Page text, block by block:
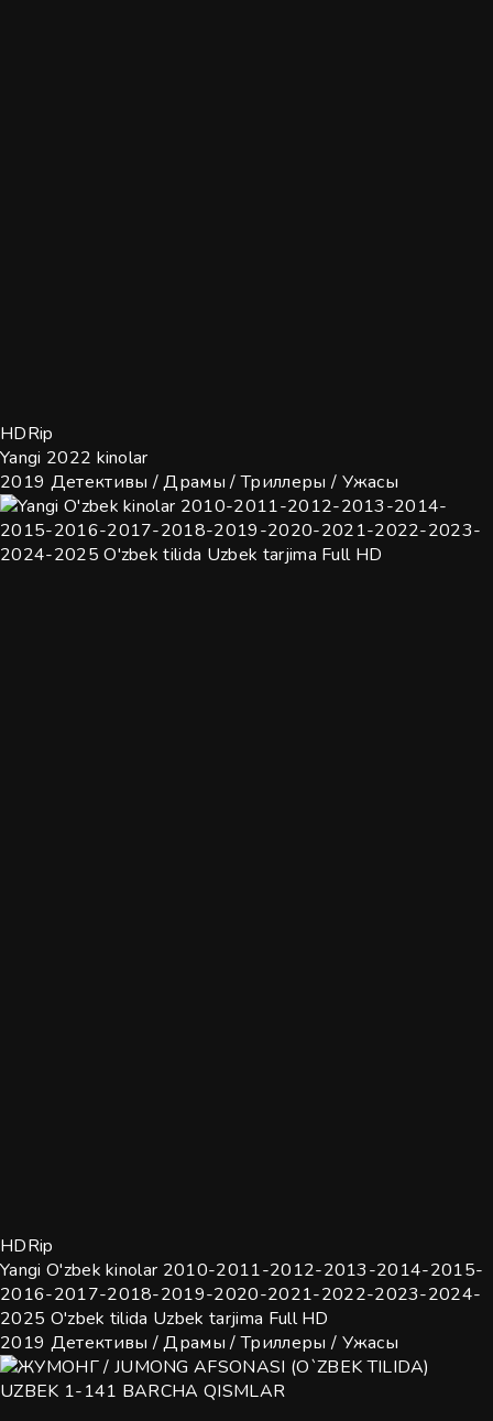
HDRip
Yangi 2022 kinolar
2019 Детективы / Драмы / Триллеры / Ужасы
HDRip
Yangi O'zbek kinolar 2010-2011-2012-2013-2014-2015-
2016-2017-2018-2019-2020-2021-2022-2023-2024-
2025 O'zbek tilida Uzbek tarjima Full HD
2019 Детективы / Драмы / Триллеры / Ужасы